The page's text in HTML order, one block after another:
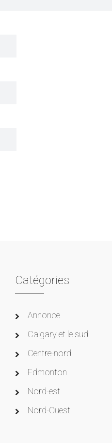
Catégories
Annonce
Calgary et le sud
Centre-nord
Edmonton
Nord-est
Nord-Ouest